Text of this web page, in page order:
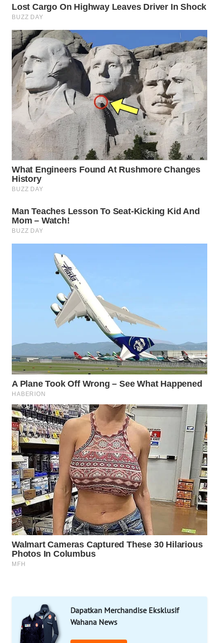
Dapatkan Merchandise Eksklusif
Wahana News
TRAVEL
WAHANA
TV
WAHANANEWS
ID
WAHANANEWS
CO ID
WAHANANEWS
NET
WAHANA
SPORT
WAHANA
UMKM
WAHANA
HEALTH
WAHANA
DESA
WISATA
LAPAK
WAHANA
Wahana
Network
KONSUMEN
LISTRIK
MASYARAKAT
KELISTRIKAN
MAWAKA
ID